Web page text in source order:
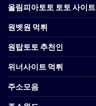
올림피아토토 토토 사이트
원벳원 먹튀
원탑토토 추천인
위너사이트 먹튀
주소모음